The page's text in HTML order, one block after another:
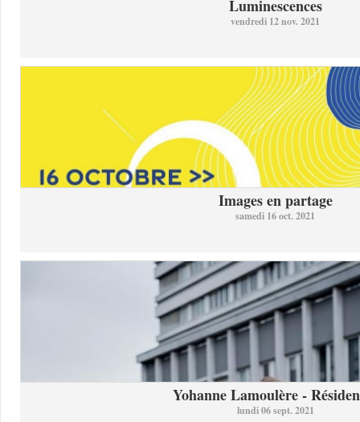
Luminescences
vendredi 12 nov. 2021
Images en partage
samedi 16 oct. 2021
Yohanne Lamoulère -
lundi 06 sept. 2021